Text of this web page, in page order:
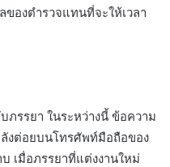
องตำรวจแทนที่จะให้เวลา
รรยา ในระหว่างนี้ ข้อความ
งต่อยบนโทรศัพท์มือถือของ
เมื่อภรรยาที่แต่งงานใหม่